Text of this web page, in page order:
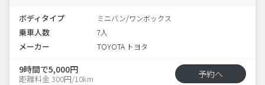
ボディタイプ ミニバン/ワンボックス
乗車人数 7人
メーカー TOYOTA トヨタ
9時間で5,000円
距離料金 300円/10km 予約へ